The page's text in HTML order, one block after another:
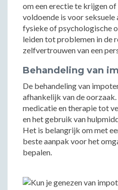
om een erectie te krijgen
voldoende is voor
fysieke of psychologische
leiden tot problemen in de
zelfvertrouwen van een
Behandeling van
De behandeling van
afhankelijk van de
medicatie en therapie tot
en het gebruik van
Het is belangrijk om met
beste aanpak voor het
bepalen.